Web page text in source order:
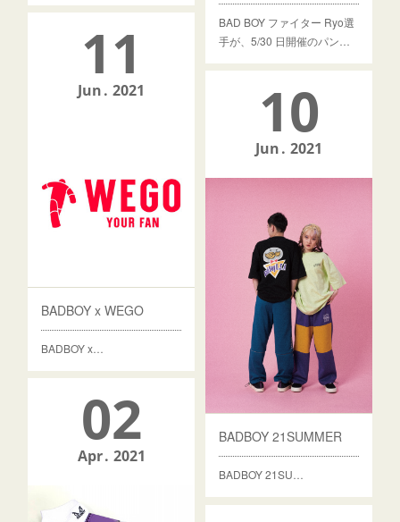
BAD BOY ファイター Ryo選
手が、5/30 日開催のパン…
11
Jun 2021
BADBOY x WEGO
BADBOY x…
10
Jun 2021
BADBOY 21SUMMER
BADBOY 21SU…
02
Apr 2021